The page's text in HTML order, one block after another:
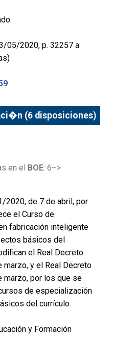
05/2020, p. 32257 a
(6 disposiciones)
en el BOE: 6–>
2020, de 7 de abril, por
el Curso de
fabricación inteligente
básicos del
el Real Decreto
y el Real Decreto
marzo, por los que se
de especialización
del currículo.
y Formación